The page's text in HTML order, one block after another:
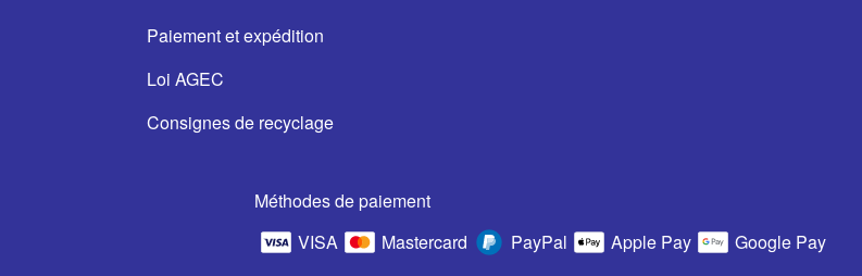
Paiement et expédition
Loi AGEC
Consignes de recyclage
Méthodes de paiement
VISA
Mastercard PayPal Apple Pay Google Pay